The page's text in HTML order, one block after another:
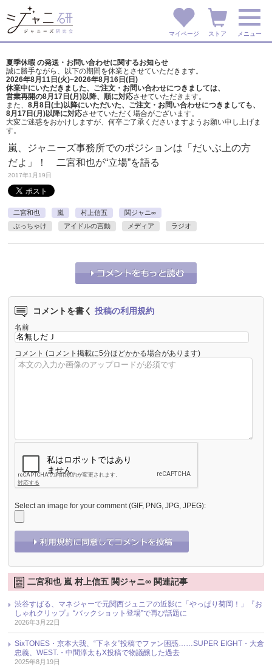
マイページ ストア メニュー
夏季休暇 の発送・お問い合わせに関するお知らせ
誠に勝手ながら、以下の期間を休業とさせていただきます。
2026年8月11日(火)~2026年8月16日(日)
休業中にいただきました、ご注文・お問い合わせにつきましては、
営業再開の8月17日(月)以降、順に対応させていただきます。
また、 8月8日(土)以降にいただいた、ご注文・ お問い合わせにつきましても、
8月17日(月)以降に対応させていただく場合がございます。
大変ご迷惑をおかけしますが、 何卒ご了承くださいますようお願い申し上げま
す。
嵐、ジャニーズ事務所でのポジションは「だいぶ上の方
だよ」！ 二宮和也が“立場”を語る
2017年1月19日
二宮和也 嵐 村上信五
関ジャニ∞
ぶっちゃけ
アイドルの言動 メディア ラジオ
コメントを書く 投稿の利用規約
名前
コメント (コメント掲載に5分ほどかかる場合があります)
Select an image for your comment (GIF, PNG, JPG, JPEG):
二宮和也 嵐 村上信五 関ジャニ∞ 関連記事
渋谷すばる、マネジャーで元関西ジュニアの近影に「やっぱり菊岡！」『お
しゃれクリップ』“バックショット登場”で再び話題に
2026年3月22日
SixTONES・京本大我、“下ネタ”投稿でファン困惑……SUPER EIGHT・大倉
忠義、WEST.・中間淳太もX投稿で物議醸した過去
2025年8月19日